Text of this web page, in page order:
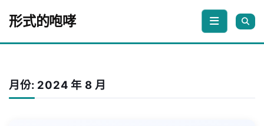
形式的咆哮
月份: 2024 年 8 月